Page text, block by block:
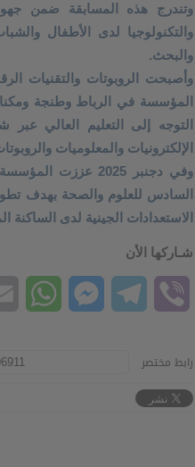
وتندرج هذه المسابقة ضمن
والتكنولوجيا لدى الأطفال
والبحث.
وأصبحت الروبوتات والتقنيات
المؤسسة في الرباط وطنجة
التوجه إلى التعليم العالي
الإلكترونيات والمعلوميات
وفي دجنبر 2025
السادس للعلوم والصحة بهدف
الاستعدادات الجينية لدى الساكنة
شـاركها الأن
Viber
Telegram
رابط مختصر